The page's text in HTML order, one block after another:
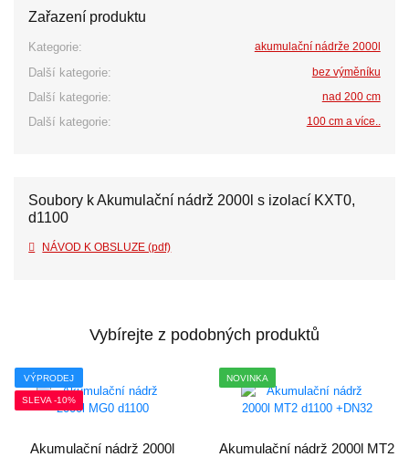
Zařazení produktu
Kategorie: akumulační nádrže 2000l
Další kategorie: bez výměníku
Další kategorie: nad 200 cm
Další kategorie: 100 cm a více..
Soubory k Akumulační nádrž 2000l s izolací KXT0,
d1100
NÁVOD K OBSLUZE (pdf)
Vybírejte z podobných produktů
VÝPRODEJ
SLEVA -10%
Akumulační nádrž 2000l
NOVINKA
Akumulační nádrž 2000l MT2